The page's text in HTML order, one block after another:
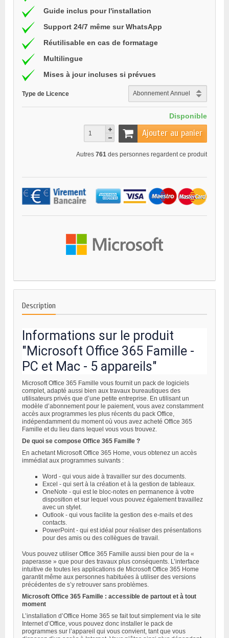
Guide inclus pour l'installation
Support 24/7 même sur WhatsApp
Réutilisable en cas de formatage
Multilingue
Mises à jour incluses si prévues
Type de Licence
Disponible
Ajouter au panier
Autres 761 des personnes regardent ce produit
Description
Informations sur le produit
"Microsoft Office 365 Famille -
PC et Mac - 5 appareils"
Microsoft Office 365 Famille vous fournit un pack de logiciels
complet, adapté aussi bien aux travaux bureautiques des
utilisateurs privés que d’une petite entreprise. En utilisant un
modèle d’abonnement pour le paiement, vous avez constamment
accès aux programmes les plus récents du pack Office,
indépendamment du moment où vous avez acheté Office 365
Famille et du lieu dans lequel vous vous trouvez.
De quoi se compose Office 365 Famille ?
En achetant Microsoft Office 365 Home, vous obtenez un accès
immédiat aux programmes suivants :
Word - qui vous aide à travailler sur des documents.
Excel - qui sert à la création et à la gestion de tableaux.
OneNote - qui est le bloc-notes en permanence à votre
disposition et sur lequel vous pouvez également travaillez
avec un stylet.
Outlook - qui vous facilite la gestion des e-mails et des
contacts.
PowerPoint - qui est idéal pour réaliser des présentations
pour des amis ou des collègues de travail.
Vous pouvez utiliser Office 365 Famille aussi bien pour de la «
paperasse » que pour des travaux plus conséquents. L’interface
intuitive de toutes les applications de Microsoft Office 365 Home
garantit même aux personnes habituées à utiliser des versions
précédentes de s’y retrouver sans problèmes.
Microsoft Office 365 Famille : accessible de partout et à tout
moment
L’installation d’Office Home 365 se fait tout simplement via le site
Internet d’Office, vous pouvez donc installer le pack de
programmes sur l’appareil qui vous convient, tant que vous